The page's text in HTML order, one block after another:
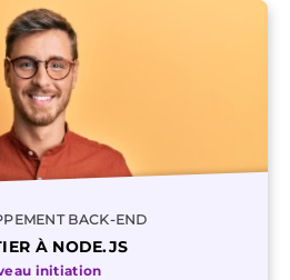
BACK-END
À NODE.JS
initiation